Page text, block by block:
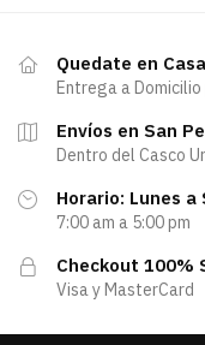
Quedate en Casa
Entrega a Domicilio
Envíos en San
Dentro del Casco
Horario: Lunes a
7:00 am a 5:00 pm
Checkout 100%
Visa y MasterCard